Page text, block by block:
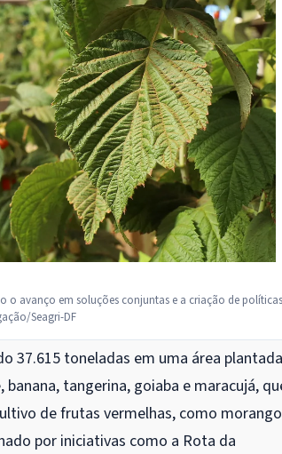
o avanço em soluções conjuntas e a criação de políticas
Seagri-DF
37.615 toneladas em uma área
tangerina, goiaba e maracujá,
de frutas vermelhas, como
por iniciativas como a Rota da